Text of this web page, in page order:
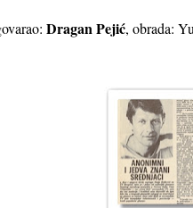
Dragan Pejić, obrada: